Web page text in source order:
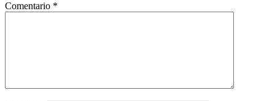
Comentario *